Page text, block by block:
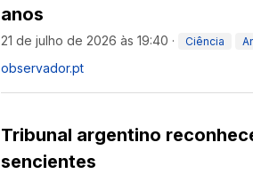
anos
21 de julho de 2026 às 19:40 · Ciência
observador.pt
Tribunal argentino
sencientes